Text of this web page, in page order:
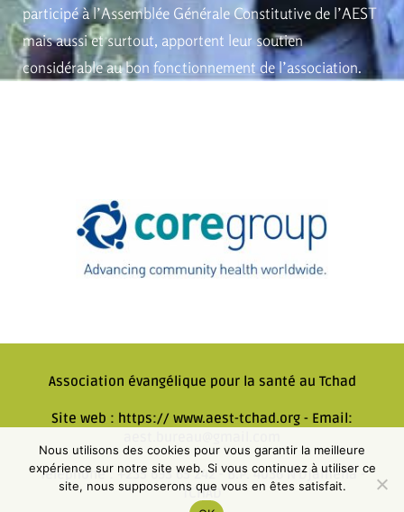
participé à l’Assemblée Générale Constitutive de l’AEST
mais aussi et surtout, apportent leur soutien
considérable au bon fonctionnement de l’association.
Association évangélique pour la santé au Tchad
Site web : https:// www.aest-tchad.org - Email:
Téléphone : +235 693 65 242 - B.P. 4036 N'Djaména -
TCHAD
Nous utilisons des cookies pour vous garantir la meilleure
expérience sur notre site web. Si vous continuez à utiliser ce
site, nous supposerons que vous en êtes satisfait.